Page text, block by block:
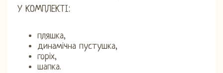
У КОМПЛЕКТІ:
пляшка,
динамічна пустушка,
горіх,
шапка.